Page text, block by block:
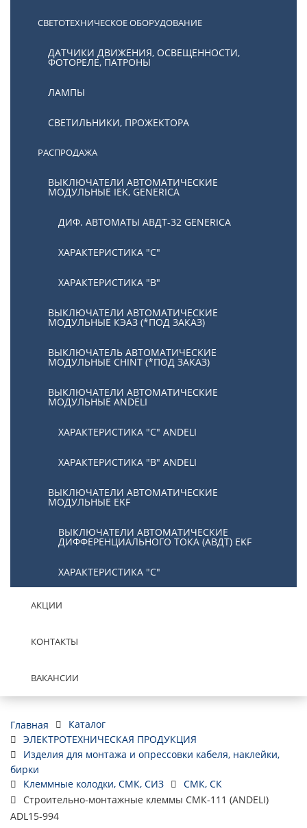
СВЕТОТЕХНИЧЕСКОЕ ОБОРУДОВАНИЕ
ДАТЧИКИ ДВИЖЕНИЯ, ОСВЕЩЕННОСТИ,
ФОТОРЕЛЕ, ПАТРОНЫ
ЛАМПЫ
СВЕТИЛЬНИКИ, ПРОЖЕКТОРА
РАСПРОДАЖА
ВЫКЛЮЧАТЕЛИ АВТОМАТИЧЕСКИЕ
МОДУЛЬНЫЕ IEK, GENERICA
ДИФ. АВТОМАТЫ АВДТ-32 GENERICA
ХАРАКТЕРИСТИКА "С"
ХАРАКТЕРИСТИКА "В"
ВЫКЛЮЧАТЕЛИ АВТОМАТИЧЕСКИЕ
МОДУЛЬНЫЕ КЭАЗ (*ПОД ЗАКАЗ)
ВЫКЛЮЧАТЕЛЬ АВТОМАТИЧЕСКИЕ
МОДУЛЬНЫЕ CHINT (*ПОД ЗАКАЗ)
ВЫКЛЮЧАТЕЛИ АВТОМАТИЧЕСКИЕ
МОДУЛЬНЫЕ ANDELI
ХАРАКТЕРИСТИКА "C" ANDELI
ХАРАКТЕРИСТИКА "B" ANDELI
ВЫКЛЮЧАТЕЛИ АВТОМАТИЧЕСКИЕ
МОДУЛЬНЫЕ EKF
ВЫКЛЮЧАТЕЛИ АВТОМАТИЧЕСКИЕ
ДИФФЕРЕНЦИАЛЬНОГО ТОКА (АВДТ) EKF
ХАРАКТЕРИСТИКА "С"
АКЦИИ
КОНТАКТЫ
ВАКАНСИИ
Главная
Каталог
ЭЛЕКТРОТЕХНИЧЕСКАЯ ПРОДУКЦИЯ
Изделия для монтажа и опрессовки кабеля, наклейки,
бирки
Клеммные колодки, СМК, СИЗ
СМК, СК
Строительно-монтажные клеммы СМК-111 (ANDELI)
ADL15-994